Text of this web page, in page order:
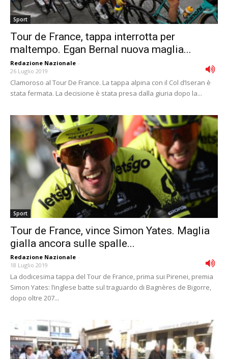
Sport
Tour de France, tappa interrotta per
maltempo. Egan Bernal nuova maglia...
Redazione Nazionale -
26 Luglio 2019
Clamoroso al Tour De France. La tappa alpina con il Col d’Iseran è
stata fermata. La decisione è stata presa dalla giuria dopo la...
Sport
Tour de France, vince Simon Yates. Maglia
gialla ancora sulle spalle...
Redazione Nazionale -
18 Luglio 2019
La dodicesima tappa del Tour de France, prima sui Pirenei, premia
Simon Yates: l’inglese batte sul traguardo di Bagnères de Bigorre,
dopo oltre 207...